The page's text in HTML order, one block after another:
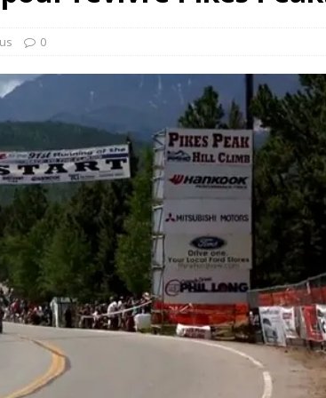
GTi : naissance d’une légende
Honda dévoile un spot publicitaire… confiné!
0